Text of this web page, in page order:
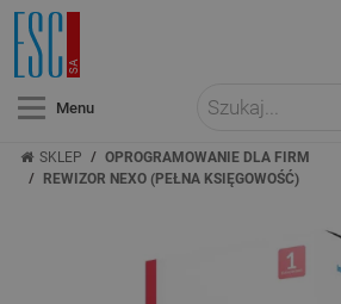
Menu
SKLEP / OPROGRAMOWANIE DLA FIRM
/ REWIZOR NEXO (PEŁNA KSIĘGOWOŚĆ)